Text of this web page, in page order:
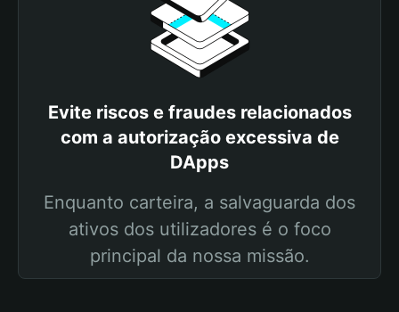
Evite riscos e fraudes relacionados
com a autorização excessiva de
DApps
Enquanto carteira, a salvaguarda dos
ativos dos utilizadores é o foco
principal da nossa missão.